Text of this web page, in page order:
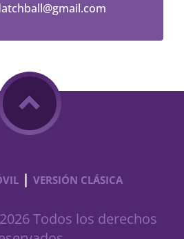
l@gmail.com
| VERSIÓN CLÁSICA
Todos los derechos